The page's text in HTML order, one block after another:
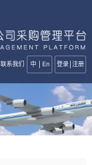
联系我们 中 En 登录 注册